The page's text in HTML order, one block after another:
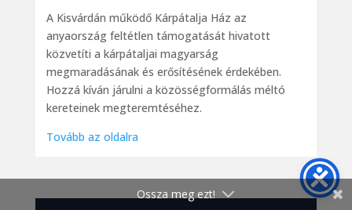
A Kisvárdán működő Kárpátalja Ház az
anyaország feltétlen támogatását hivatott
közvetíti a kárpátaljai magyarság
megmaradásának és erősítésének érdekében.
Hozzá kíván járulni a közösségformálás méltó
kereteinek megteremtéséhez.
Tovább az oldalra
Ossza meg ezt!